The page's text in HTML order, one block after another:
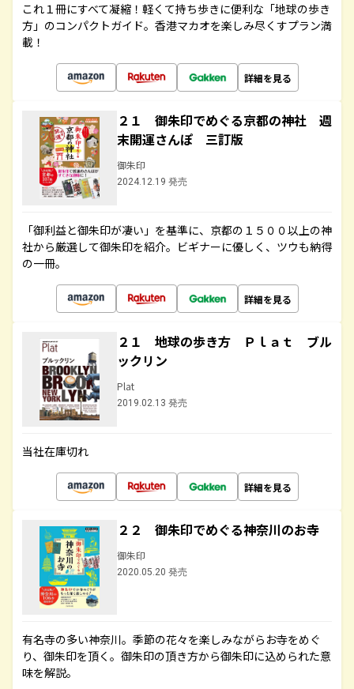
これ１冊にすべて凝縮！軽くて持ち歩きに便利な「地球の歩き
方」のコンパクトガイド。香港マカオを楽しみ尽くすプラン満
載！
詳細を見る
２１ 御朱印でめぐる京都の神社 週
末開運さんぽ 三訂版
御朱印
2024.12.19 発売
「御利益と御朱印が凄い」を基準に、京都の１５００以上の神
社から厳選して御朱印を紹介。ビギナーに優しく、ツウも納得
の一冊。
詳細を見る
２１ 地球の歩き方 Ｐｌａｔ ブル
ックリン
Plat
2019.02.13 発売
当社在庫切れ
詳細を見る
２２ 御朱印でめぐる神奈川のお寺
御朱印
2020.05.20 発売
有名寺の多い神奈川。季節の花々を楽しみながらお寺をめぐ
り、御朱印を頂く。御朱印の頂き方から御朱印に込められた意
味を解説。